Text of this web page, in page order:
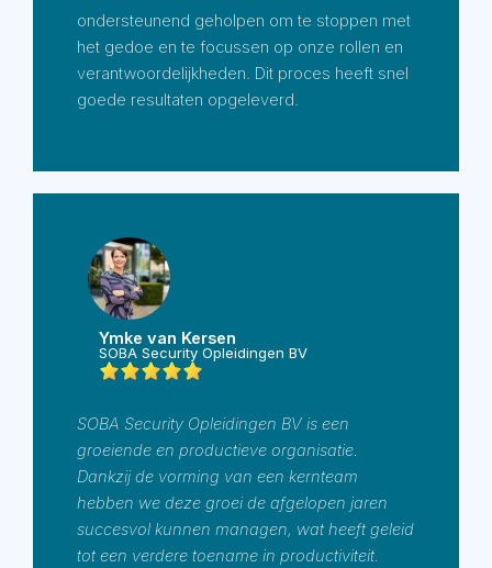
ondersteunend geholpen om te stoppen met
het gedoe en te focussen op onze rollen en
verantwoordelijkheden. Dit proces heeft snel
goede resultaten opgeleverd.
Ymke van Kersen
SOBA Security Opleidingen BV
SOBA Security Opleidingen BV is een
groeiende en productieve organisatie.
Dankzij de vorming van een kernteam
hebben we deze groei de afgelopen jaren
succesvol kunnen managen, wat heeft geleid
tot een verdere toename in productiviteit.